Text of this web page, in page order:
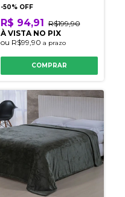
-50% OFF
R$ 94,91 R$199,90
À VISTA NO PIX
ou R$99,90 a prazo
COMPRAR